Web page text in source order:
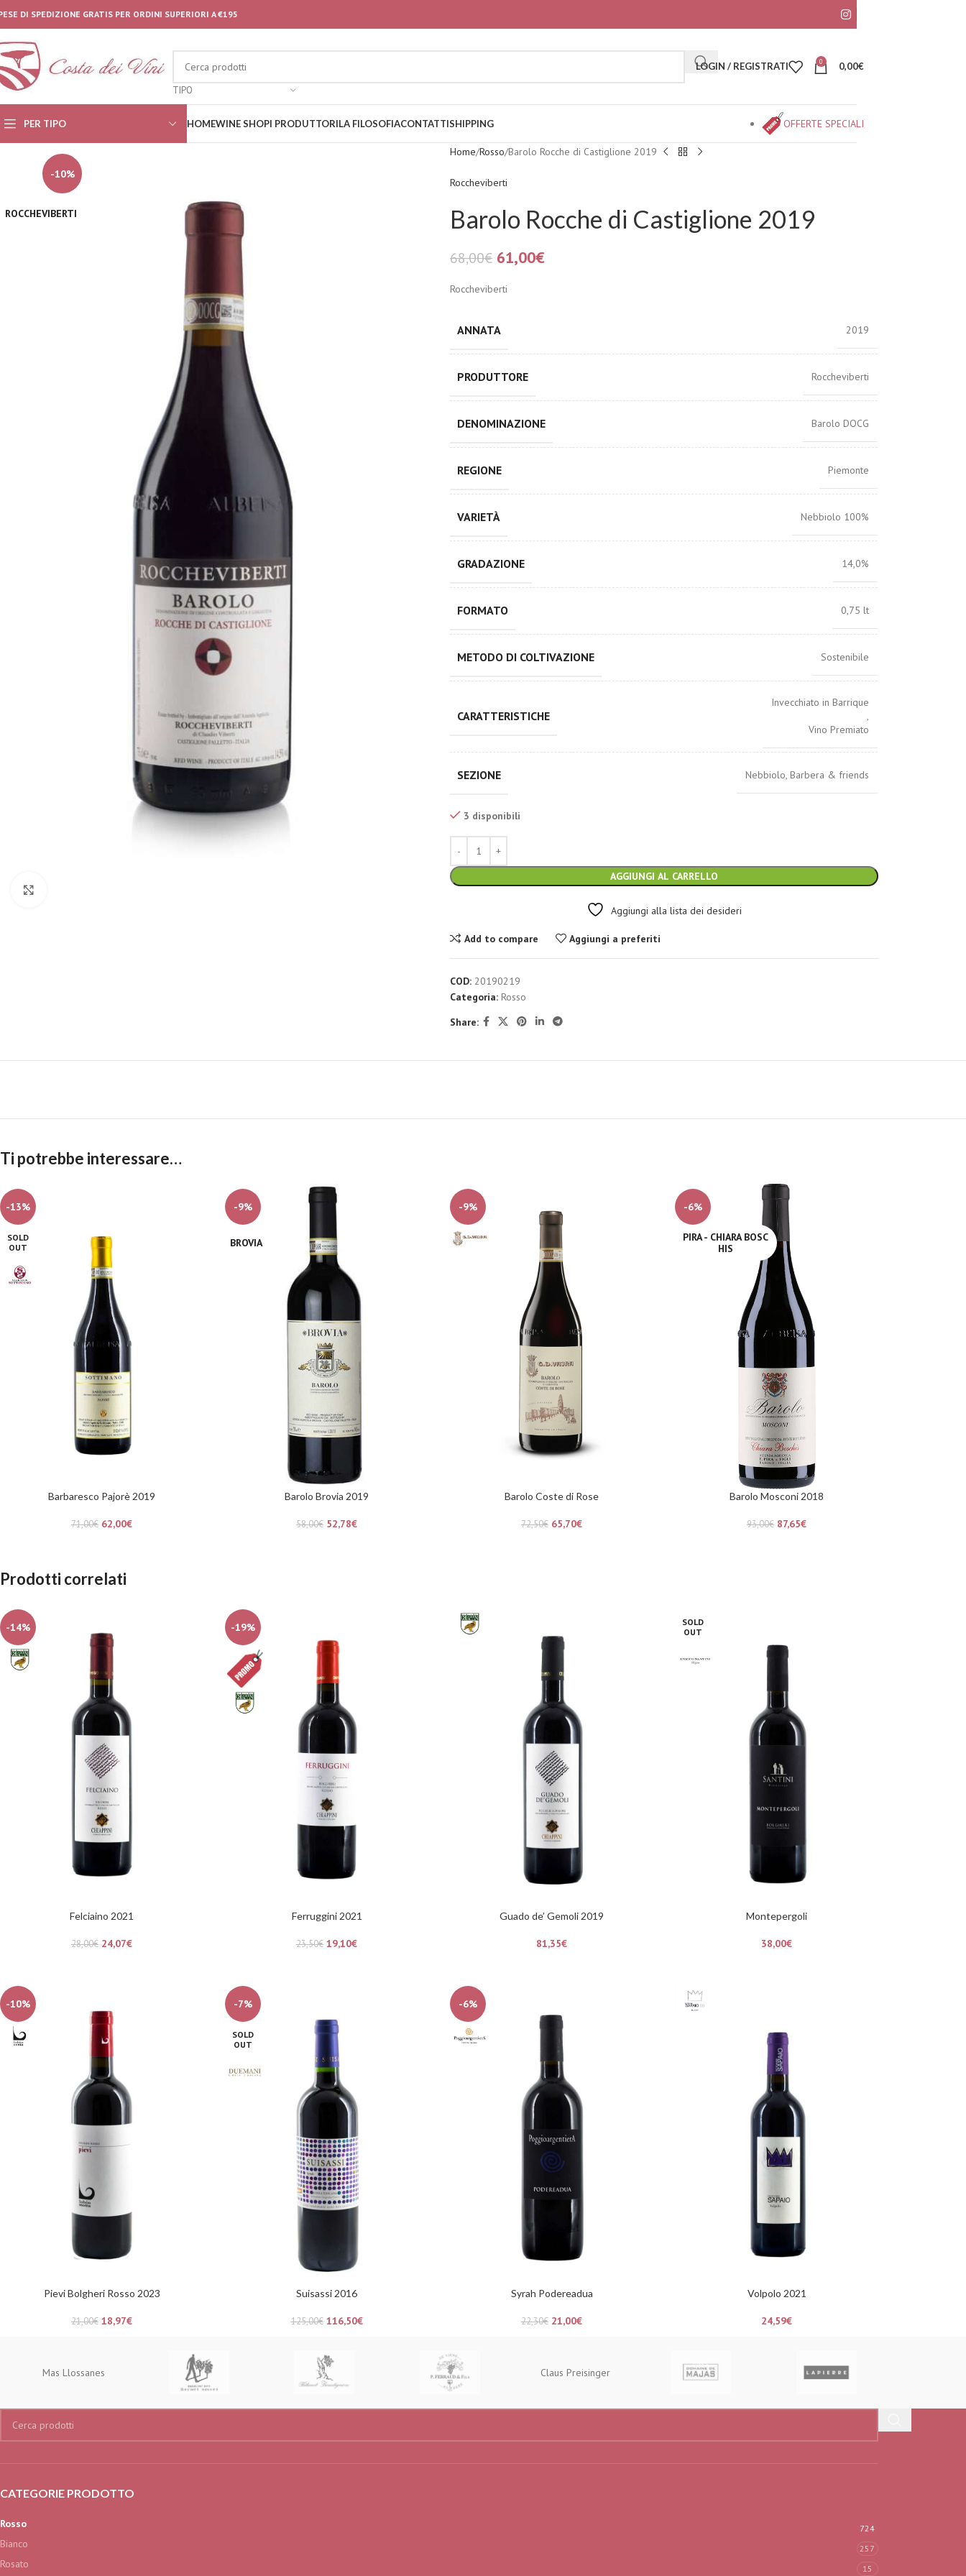
DI SPEDIZIONE GRATIS PER ORDINI SUPERIORI A €195
TIPO
LOGIN / REGISTRATI 0 0,00€
PER TIPO HOMEWINE SHOPI PRODUTTORILA FILOSOFIACONTATTISHIPPING OFFERTE SPECIALI
-10%
ROCCHEVIBERTI
Home Rosso Barolo Rocche di Castiglione 2019
Roccheviberti
Barolo Rocche di Castiglione 2019
68,00€ 61,00€
Roccheviberti
ANNATA 2019
PRODUTTORE Roccheviberti
DENOMINAZIONE Barolo DOCG
REGIONE Piemonte
VARIETÀ Nebbiolo 100%
GRADAZIONE 14,0%
FORMATO 0,75 lt
METODO DI COLTIVAZIONE Sostenibile
CARATTERISTICHE
Invecchiato in Barrique
,
Vino Premiato
SEZIONE Nebbiolo, Barbera & friends
3 disponibili
AGGIUNGI AL CARRELLO
Aggiungi alla lista dei desideri
Add to compare Aggiungi a preferiti
COD: 20190219
Categoria: Rosso
Share:
Ti potrebbe interessare…
-13%
SOLD
OUT
Barbaresco Pajorè 2019
71,00€ 62,00€
-9%
BROVIA
Barolo Brovia 2019
58,00€ 52,78€
-9%
Barolo Coste di Rose
72,50€ 65,70€
-6%
PIRA - CHIARA BOSC
HIS
Barolo Mosconi 2018
93,00€ 87,65€
Prodotti correlati
-14%
Felciaino 2021
28,00€ 24,07€
-19%
Ferruggini 2021
23,50€ 19,10€
Guado de’ Gemoli 2019
81,35€
SOLD
OUT
Montepergoli
38,00€
-10%
Pievi Bolgheri Rosso 2023
21,00€ 18,97€
-7%
SOLD
OUT
Suisassi 2016
125,00€ 116,50€
-6%
Syrah Podereadua
22,30€ 21,00€
Volpolo 2021
24,59€
Mas Llossanes Claus Preisinger
CATEGORIE PRODOTTO
Rosso 724
Bianco 257
Rosato 15